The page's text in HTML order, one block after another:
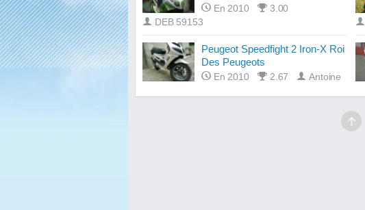
En 2010
3.00
DEB 59153
Peugeot Speedfight 2 Iron-X Roi
Des Peugeots
En 2010 2.67 Antoine